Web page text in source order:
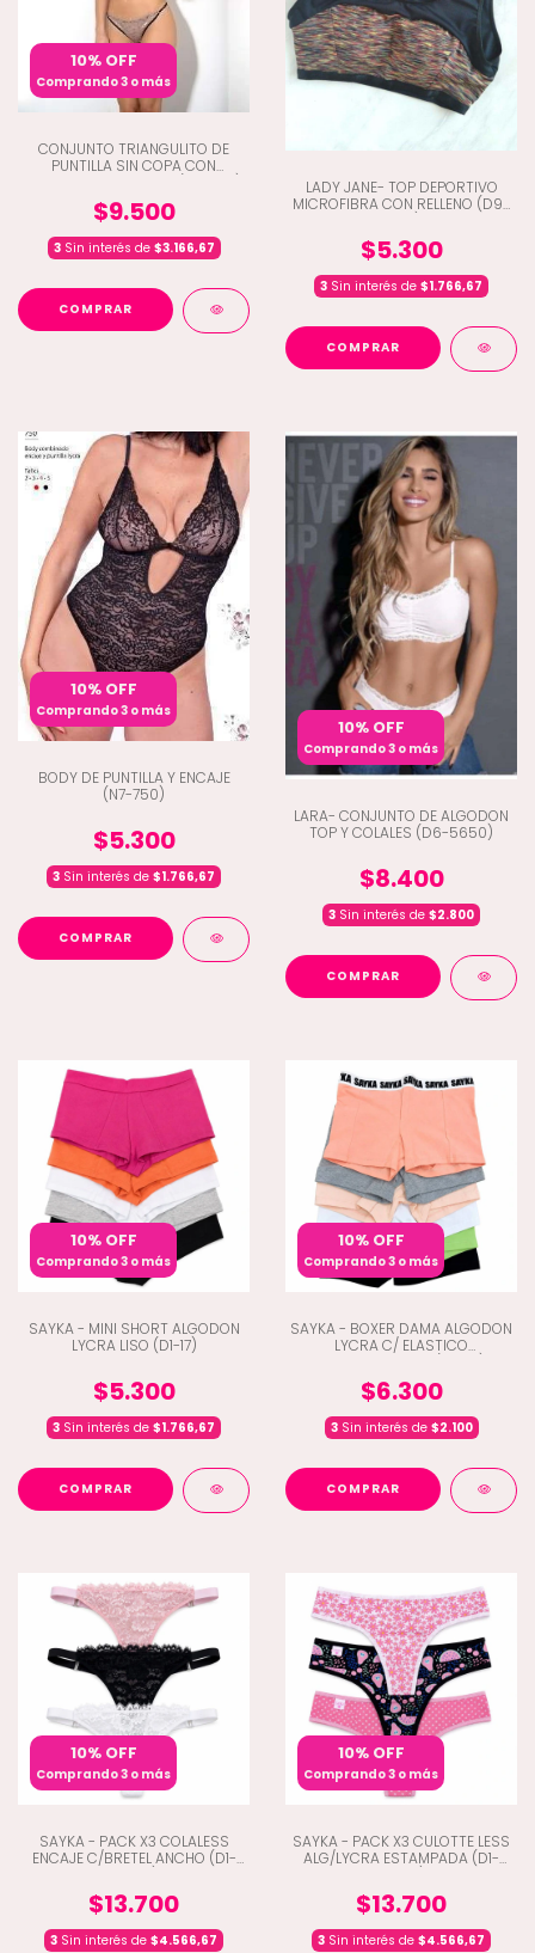
10% OFF
Comprando 3 o más
CONJUNTO TRIANGULITO DE
PUNTILLA SIN COPA CON
$9.500
3Sin interés de $3.166,67
COMPRAR
LADY JANE- TOP DEPORTIVO
MICROFIBRA CON RELLENO (D9-
$5.300
3 Sin interés de $1.766,67
COMPRAR
10% OFF
Comprando 3 o más
BODY DE PUNTILLA Y ENCAJE
(N7-750)
$5.300
3 Sin interés de $1.766,67
COMPRAR
10% OFF
Comprando 3 o más
LARA- CONJUNTO DE ALGODON
TOP Y COLALES (D6-5650)
$8.400
3 Sin interés de $2.800
COMPRAR
10% OFF
Comprando 3 o más
SAYKA - MINI SHORT ALGODON
LYCRA LISO (D1-17)
$5.300
3 Sin interés de $1.766,67
COMPRAR
10% OFF
Comprando 3 o más
SAYKA - BOXER DAMA ALGODON
LYCRA C/ ELASTICO
$6.300
3Sin interés de $2.100
COMPRAR
10% OFF
Comprando 3 o más
SAYKA - PACK X3 COLALESS
ENCAJE C/BRETEL ANCHO (D1-
$13.700
3 Sin interés de $4.566,67
10% OFF
Comprando 3 o más
SAYKA - PACK X3 CULOTTE LESS
ALG/LYCRA ESTAMPADA (D1-
$13.700
3 Sin interés de $4.566,67